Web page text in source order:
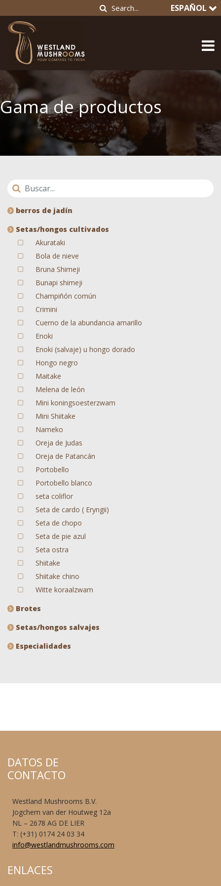
ESPAÑOL
Gama de productos
berros de jadín
Setas/hongos cultivados
Akurataki
Bola de nieve
Bruna Shimeji
Bunapi shimeji
Champiñón común
Crimini
Cuerno de la abundancia amarillo
Enoki
Enoki (salvaje) u hongo dorado
Hongo negro
Maitake
Melena de león
Mini koningsoesterzwam
Mini Shiitake
Nameko
Oreja de Judas
Oreja de Patancán
Portobello
Portobello blanco
seta coliflor
Seta de cardo ( Eryngii)
Seta de chopo
Seta de pie azul
Seta ostra
Shiitake
Shiitake chino
Witte koraalzwam
Brotes
Setas/hongos salvajes
Especialidades
DATOS DE
CONTACTO
Westland Mushrooms B.V.
Jogchem van der Houtweg 12a
NL – 2678 AG DE LIER
T: (+31) 0174 24 03 34
info@westlandmushrooms.com
ENLACES